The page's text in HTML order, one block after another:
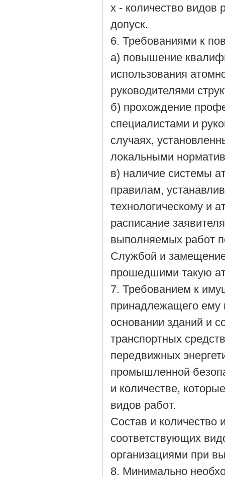
x - количество видов
допуск.
6. Требованиями к
а) повышение
использования
руководителями
б) прохождение
специалистами и
случаях,
локальными
в) наличие системы
правилам,
технологическому и
расписание
выполняемых работ
Службой и замещение
прошедшими такую
7. Требованием к
принадлежащего ему
основании зданий и
транспортных
передвижных
промышленной
и количестве,
видов работ.
Состав и
соответствующих
организациями при
8. Минимально